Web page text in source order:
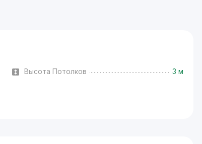
Высота Потолков 3 м